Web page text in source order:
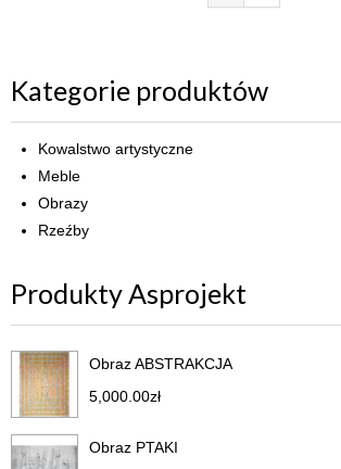
Kategorie produktów
Kowalstwo artystyczne
Meble
Obrazy
Rzeźby
Produkty Asprojekt
Obraz ABSTRAKCJA
5,000.00zł
Obraz PTAKI